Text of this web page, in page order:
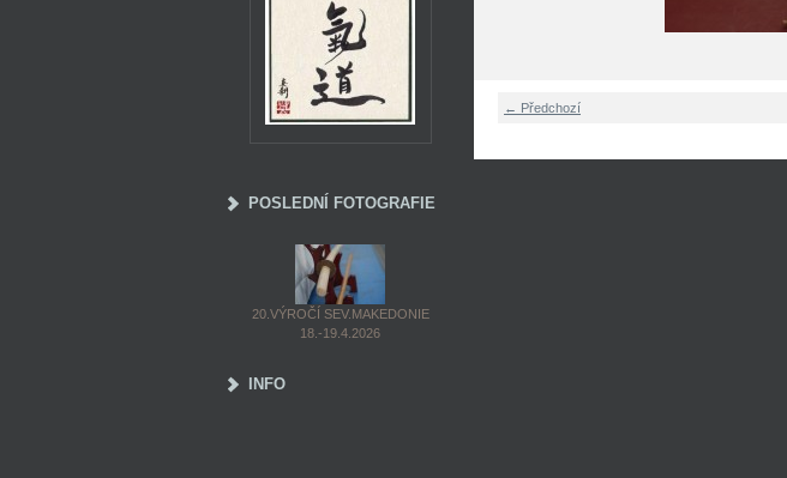
← Předchozí
POSLEDNÍ FOTOGRAFIE
20.VÝROČÍ SEV.MAKEDONIE
18.-19.4.2026
INFO